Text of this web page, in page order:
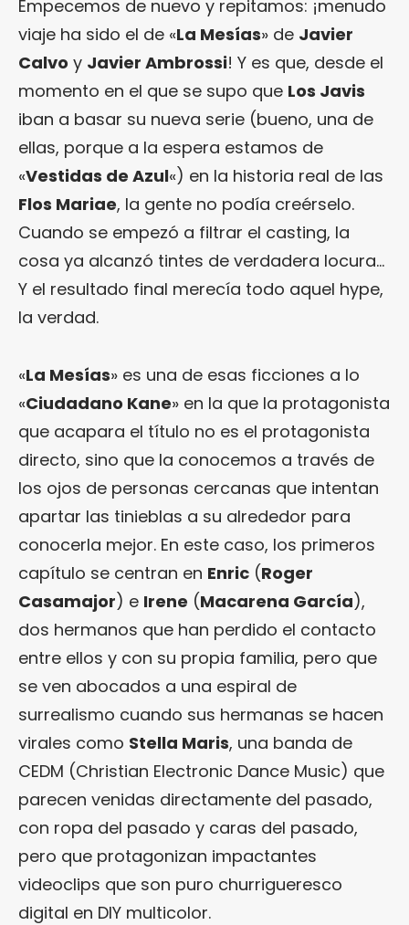
Empecemos de nuevo y repitamos: ¡menudo
viaje ha sido el de «La Mesías» de Javier
Calvo y Javier Ambrossi! Y es que, desde el
momento en el que se supo que Los Javis
iban a basar su nueva serie (bueno, una de
ellas, porque a la espera estamos de
«Vestidas de Azul«) en la historia real de las
Flos Mariae, la gente no podía creérselo.
Cuando se empezó a filtrar el casting, la
cosa ya alcanzó tintes de verdadera locura…
Y el resultado final merecía todo aquel hype,
la verdad.
«La Mesías» es una de esas ficciones a lo
«Ciudadano Kane» en la que la protagonista
que acapara el título no es el protagonista
directo, sino que la conocemos a través de
los ojos de personas cercanas que intentan
apartar las tinieblas a su alrededor para
conocerla mejor. En este caso, los primeros
capítulo se centran en Enric (Roger
Casamajor) e Irene (Macarena García),
dos hermanos que han perdido el contacto
entre ellos y con su propia familia, pero que
se ven abocados a una espiral de
surrealismo cuando sus hermanas se hacen
virales como Stella Maris, una banda de
CEDM (Christian Electronic Dance Music) que
parecen venidas directamente del pasado,
con ropa del pasado y caras del pasado,
pero que protagonizan impactantes
videoclips que son puro churrigueresco
digital en DIY multicolor.